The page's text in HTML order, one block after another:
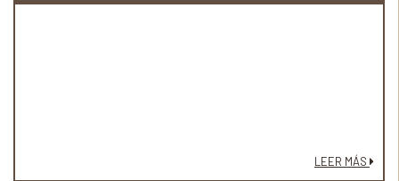
LEER MÁS